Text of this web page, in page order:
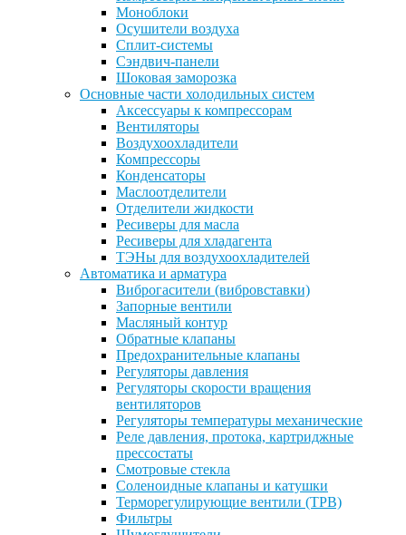
Моноблоки
Осушители воздуха
Сплит-системы
Сэндвич-панели
Шоковая заморозка
Основные части холодильных систем
Аксессуары к компрессорам
Вентиляторы
Воздухоохладители
Компрессоры
Конденсаторы
Маслоотделители
Отделители жидкости
Ресиверы для масла
Ресиверы для хладагента
ТЭНы для воздухоохладителей
Автоматика и арматура
Виброгасители (вибровставки)
Запорные вентили
Масляный контур
Обратные клапаны
Предохранительные клапаны
Регуляторы давления
Регуляторы скорости вращения
вентиляторов
Регуляторы температуры механические
Реле давления, протока, картриджные
прессостаты
Смотровые стекла
Соленоидные клапаны и катушки
Терморегулирующие вентили (ТРВ)
Фильтры